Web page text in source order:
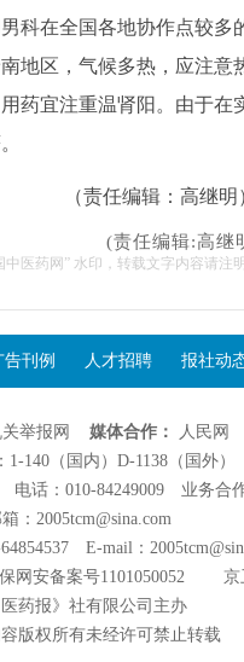
科在全国各地协作点较多
地区，气候多热，应注意
药宜注重温肾阳。由于在
（责任编辑：高继明
(责任编辑:高继
医药网” 水印，转载文字内容请注明
告刊例 人才招聘 报社动
举报网 媒体合作： 人民网
140（国内）D-1138（国外）
话：010-84249009 业务合作
：2005tcm@sina.com
E-mail：
安备案号1101050052 京
药报》社有限公司主办
容版权所有未经许可禁止转载